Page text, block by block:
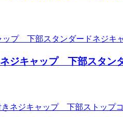
ジキャップ 下部スタン